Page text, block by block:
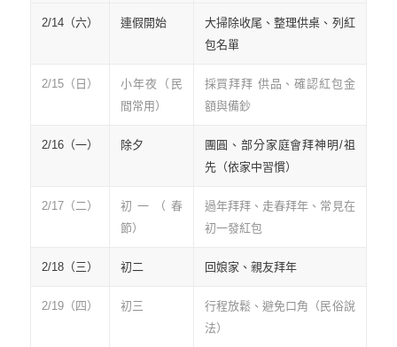
2/14（六） 連假開始
大掃除收尾、整理供桌、列紅
包名單
2/15（日）
小年夜（民
間常用）
採買拜拜 供品、確認紅包金
額與備鈔
2/16（一） 除夕
團圓、部分家庭會拜神明/祖
先（依家中習慣）
2/17（二）
初一（春
節）
過年拜拜、走春拜年、常見在
初一發紅包
2/18（三） 初二 回娘家、親友拜年
2/19（四） 初三
行程放鬆、避免口角（民俗說
法）